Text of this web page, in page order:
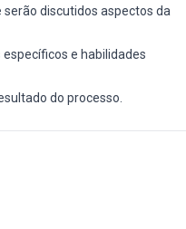
discutidos aspectos da
e habilidades
do processo.